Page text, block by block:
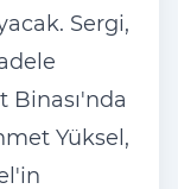
Sergi,
Binası'nda
Yüksel,